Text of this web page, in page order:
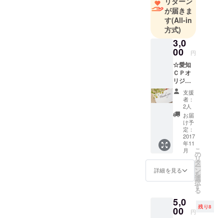
が届きま
す(All-in
方式)
3,0
00 円
☆愛知
ＣＰオ
リジナ
ルメッ
セージ
カード
にて、
お礼の
メッ
セージ
をお届
けしま
す。
支援
者：
2人
お届
け予
定：
2017
年11
月
詳細を見る
こ
の
リ
タ
ー
ン
を
選
択
す
る
5,0
00 円
残り8